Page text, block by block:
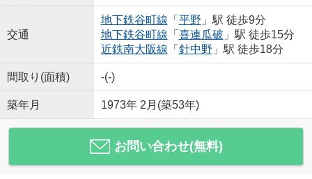
交通
地下鉄谷町線 「 平野 」駅 徒歩9分
地下鉄谷町線 「 喜連瓜破 」駅 徒歩15分
近鉄南大阪線 「 針中野 」駅 徒歩18分
間取り(面積) -(-)
築年月 1973年 2月(築53年)
お問い合わせ(無料)